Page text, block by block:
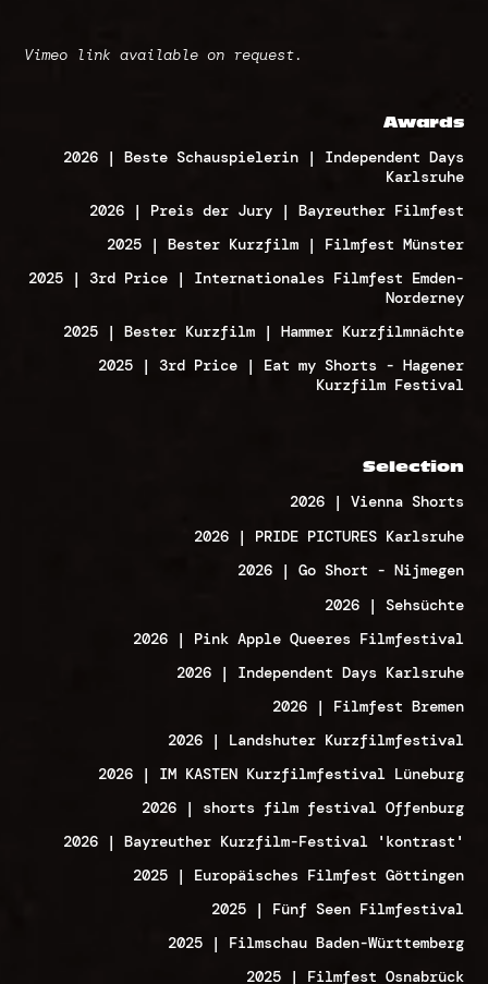
Vimeo link available on request.
Awards
2026 | Beste Schauspielerin | Independent Days
Karlsruhe
2026 | Preis der Jury | Bayreuther Filmfest
2025 | Bester Kurzfilm | Filmfest Münster
2025 | 3rd Price | Internationales Filmfest Emden-
Norderney
2025 | Bester Kurzfilm |
Hammer Kurzfilmnächte
2025 | 3rd Price | Eat my Shorts - Hagener
Kurzfilm Festival
Selection
2026 | Vienna Shorts
2026 | PRIDE PICTURES Karlsruhe
2026 | Go Short - Nijmegen
2026 | Sehsüchte
2026 | Pink Apple Queeres Filmfestival
2026 | Independent Days Karlsruhe
2026 | Filmfest Bremen
2026 | Landshuter Kurzfilmfestival
2026 | IM KASTEN Kurzfilmfestival Lüneburg
2026 | shorts film festival Offenburg
2026 | Bayreuther Kurzfilm-Festival 'kontrast'
2025 | Europäisches Filmfest Göttingen
2025 | Fünf Seen Filmfestival
2025 | Filmschau Baden-Württemberg
2025 | Filmfest Osnabrück